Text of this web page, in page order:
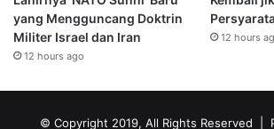
yang Mengguncang Doktrin
Militer Israel dan Iran
12 hours ago
12 hours
© Copyright 2019, All Rights Reserved |